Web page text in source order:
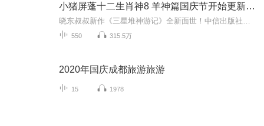
小猪屏蓬十二生肖神8 羊神篇国庆节开始更新啦！
550 315.5万
2020年国庆成都旅游旅游
15 1978